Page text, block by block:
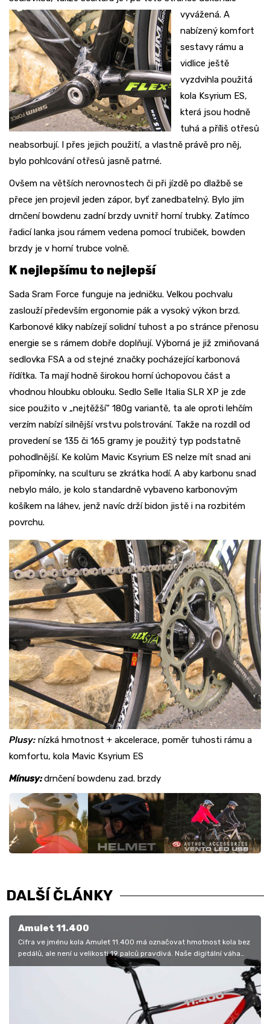
vyvážená. A
nabízený komfort
sestavy rámu a
vidlice ještě
vyzdvihla použitá
kola Ksyrium ES,
která jsou hodně
tuhá a příliš otřesů
neabsorbují. I přes jejich použití, a vlastně právě pro něj,
bylo pohlcování otřesů jasně patrné.
Ovšem na větších nerovnostech či při jízdě po dlažbě se
přece jen projevil jeden zápor, byť zanedbatelný. Bylo jím
drnčení bowdenu zadní brzdy uvnitř horní trubky. Zatímco
řadicí lanka jsou rámem vedena pomocí trubiček, bowden
brzdy je v horní trubce volně.
K nejlepšímu to nejlepší
Sada Sram Force funguje na jedničku. Velkou pochvalu
zaslouží především ergonomie pák a vysoký výkon brzd.
Karbonové kliky nabízejí solidní tuhost a po stránce přenosu
energie se s rámem dobře doplňují. Výborná je již zmiňovaná
sedlovka FSA a od stejné značky pocházející karbonová
řídítka. Ta mají hodně širokou horní úchopovou část a
vhodnou hloubku oblouku. Sedlo Selle Italia SLR XP je zde
sice použito v „nejtěžší“ 180g variantě, ta ale oproti lehčím
verzím nabízí silnější vrstvu polstrování. Takže na rozdíl od
provedení se 135 či 165 gramy je použitý typ podstatně
pohodlnější. Ke kolům Mavic Ksyrium ES nelze mít snad ani
připomínky, na sculturu se zkrátka hodí. A aby karbonu snad
nebylo málo, je kolo standardně vybaveno karbonovým
košíkem na láhev, jenž navíc drží bidon jistě i na rozbitém
povrchu.
Plusy: nízká hmotnost + akcelerace, poměr tuhosti rámu a
komfortu, kola Mavic Ksyrium ES
Mínusy:drnčení bowdenu zad. brzdy
DALŠÍ ČLÁNKY
Amulet 11.400
Cifra ve jménu kola Amulet 11.400 má označovat hmotnost kola bez
pedálů, ale není u velikosti 19 palců pravdivá. Naše digitální váha
totiž…